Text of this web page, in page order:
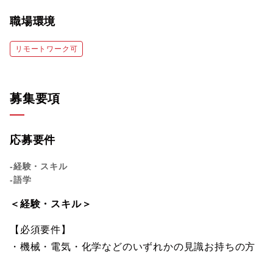
職場環境
リモートワーク可
募集要項
応募要件
-経験・スキル
-語学
＜経験・スキル＞
【必須要件】
・機械・電気・化学などのいずれかの見識お持ちの方